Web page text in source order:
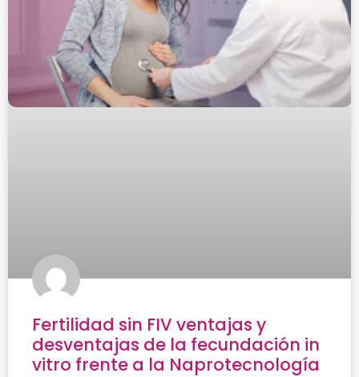
Fertilidad sin FIV ventajas y
desventajas de la fecundación in
vitro frente a la Naprotecnología